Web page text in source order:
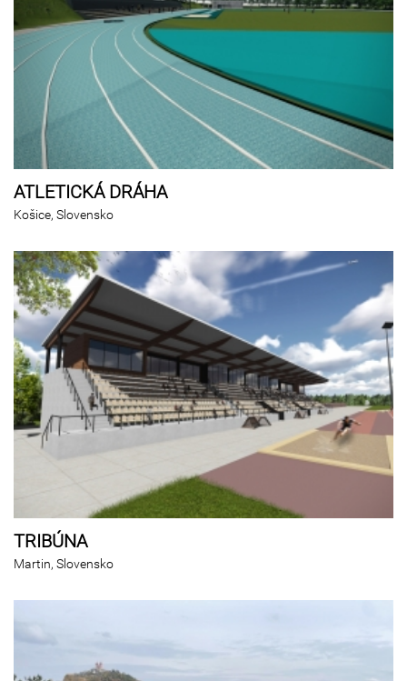
ATLETICKÁ DRÁHA
Košice, Slovensko
TRIBÚNA
Martin, Slovensko